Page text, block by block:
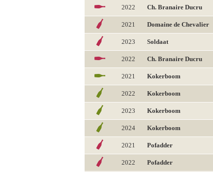
2022 Ch. Branaire Ducru
2021 Domaine de Chevalier
2023 Soldaat
2022 Ch. Branaire Ducru
2021 Kokerboom
2022 Kokerboom
2023 Kokerboom
2024 Kokerboom
2021 Pofadder
2022 Pofadder